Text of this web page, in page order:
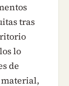
tras
lo
de